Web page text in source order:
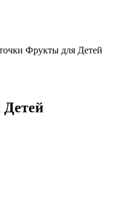
Фрукты для Детей